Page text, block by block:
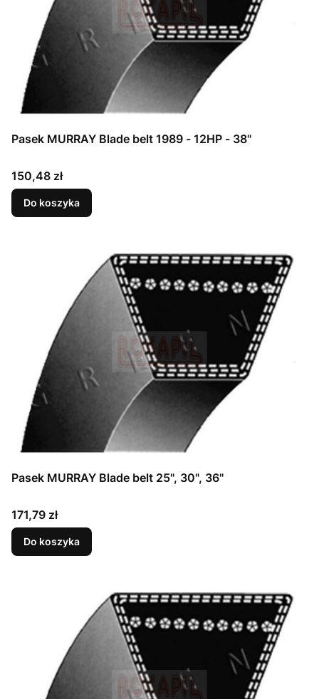
Pasek MURRAY Blade belt 1989 - 12HP - 38"
Cena
150,48 zł
Do koszyka
Pasek MURRAY Blade belt 25", 30", 36"
Cena
171,79 zł
Do koszyka